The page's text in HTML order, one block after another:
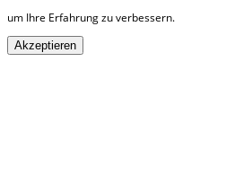
um Ihre Erfahrung zu verbessern.
Akzeptieren